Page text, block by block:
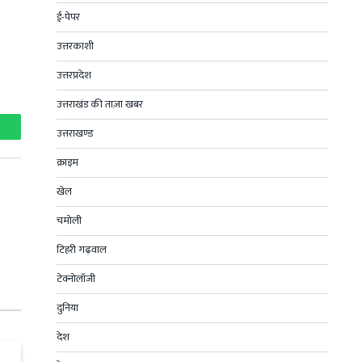
ई-पेपर
उत्तरकाशी
उत्तरप्रदेश
उत्तराखंड की ताज़ा खबर
उत्तराखण्ड
क्राइम
खेल
चमोली
टिहरी गढ़वाल
टेक्नोलॉजी
दुनिया
देश